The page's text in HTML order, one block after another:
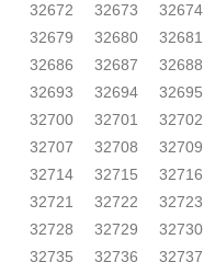
32672
32673 32674
32679
32680 32681
32686
32687 32688
32693
32694 32695
32700
32701 32702
32707
32708 32709
32714
32715 32716
32721
32722 32723
32728
32729 32730
32735
32736 32737